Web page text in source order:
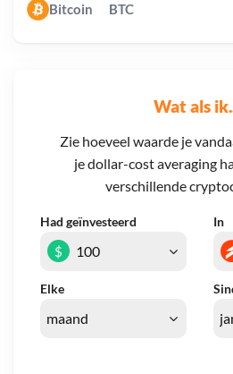
Wat als
Zie hoeveel waarde je
je dollar-cost averaging
verschillende
Had geïnvesteerd In
Elke
$
Bitcoin BTC